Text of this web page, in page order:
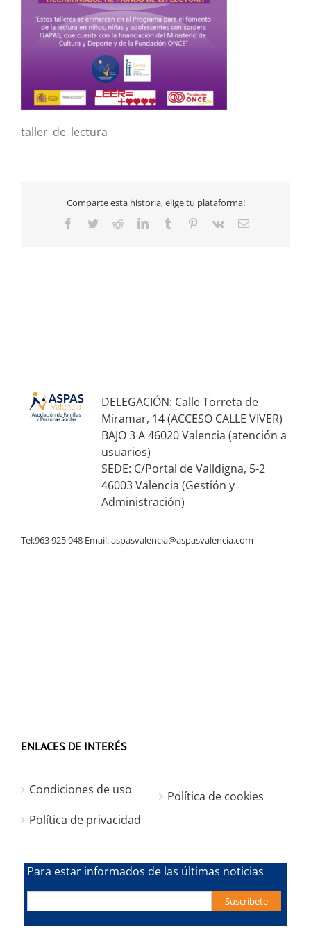
taller_de_lectura
Comparte esta historia, elige tu plataforma!
Facebook
TwitterRedditLinkedInTumblr Pinterest
Vk Email
DELEGACIÓN: Calle Torreta de
Miramar, 14 (ACCESO CALLE VIVER)
BAJO 3 A 46020 Valencia (atención a
usuarios)
SEDE: C/Portal de Valldigna, 5-2
46003 Valencia (Gestión y
Administración)
Tel:963 925 948 Email:aspasvalencia@aspasvalencia.com
ENLACES DE INTERÉS
Condiciones de uso
Política de privacidad
Política de cookies
Para estar informados de las últimas noticias